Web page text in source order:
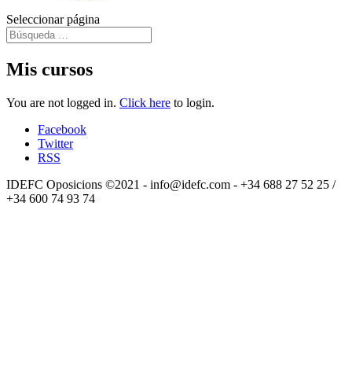
Seleccionar página
Mis cursos
You are not logged in. Click here to login.
Facebook
Twitter
RSS
IDEFC Oposicions ©2021 - info@idefc.com - +34 688 27 52 25 /
+34 600 74 93 74